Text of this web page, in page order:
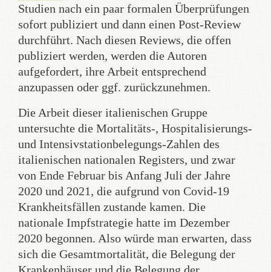
Studien nach ein paar formalen Überprüfungen
sofort publiziert und dann einen Post-Review
durchführt. Nach diesen Reviews, die offen
publiziert werden, werden die Autoren
aufgefordert, ihre Arbeit entsprechend
anzupassen oder ggf. zurückzunehmen.
Die Arbeit dieser italienischen Gruppe
untersuchte die Mortalitäts-, Hospitalisierungs-
und Intensivstationbelegungs-Zahlen des
italienischen nationalen Registers, und zwar
von Ende Februar bis Anfang Juli der Jahre
2020 und 2021, die aufgrund von Covid-19
Krankheitsfällen zustande kamen. Die
nationale Impfstrategie hatte im Dezember
2020 begonnen. Also würde man erwarten, dass
sich die Gesamtmortalität, die Belegung der